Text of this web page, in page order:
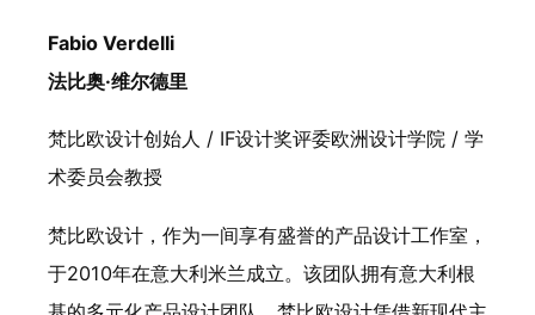
Fabio Verdelli
法比奥·维尔德里
梵比欧设计创始人 / IF设计奖评委欧洲设计学院 / 学
术委员会教授
梵比欧设计，作为一间享有盛誉的产品设计工作室，
于2010年在意大利米兰成立。该团队拥有意大利根